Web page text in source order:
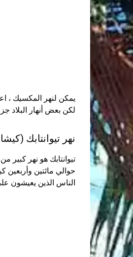
يمكن لنهر المكسيك ،
لكن بعض أنهار
نهر تيوانتابك
تيوانتابك هو نهر كبير
حوالي مائتين وأربعين
الناس الذين يعيشون